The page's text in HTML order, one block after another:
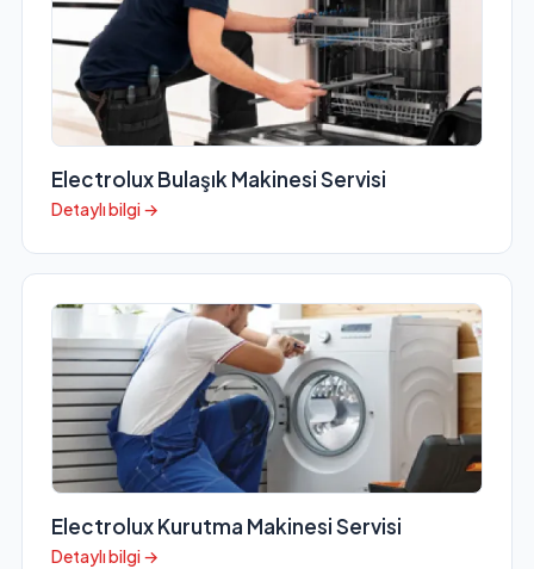
Electrolux Bulaşık Makinesi Servisi
Detaylı bilgi →
Electrolux Kurutma Makinesi Servisi
Detaylı bilgi →